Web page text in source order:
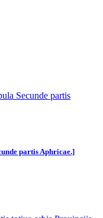
partis Aphricae.]